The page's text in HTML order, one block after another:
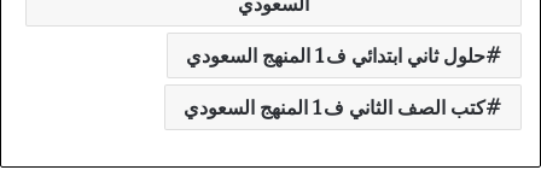
حلول ثاني ابتدائي ف1 المنهج السعودي
كتب الصف الثاني ف1 المنهج السعودي